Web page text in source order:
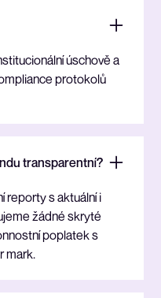
úschově a
protokolů
transparentní?
reporty s aktuální i
žádné skryté
poplatek s
mark.